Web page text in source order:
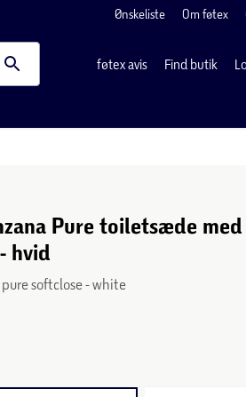
Ønskeliste Om føtex
føtex avis Find butik
Pure toiletsæde med
hvid
softclose - white